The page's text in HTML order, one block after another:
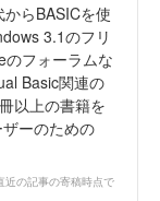
らBASICを使
3.1のフリ
のフォーラムな
Basic関連の
以上の書籍を
ーのための
近の記事の寄稿時点で